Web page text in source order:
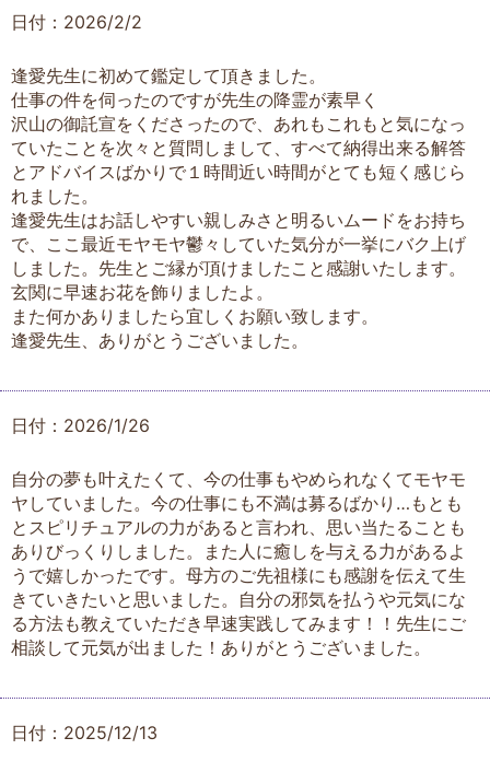
日付：2026/2/2
逢愛先生に初めて鑑定して頂きました。
仕事の件を伺ったのですが先生の降霊が素早く
沢山の御託宣をくださったので、あれもこれもと気になっ
ていたことを次々と質問しまして、すべて納得出来る解答
とアドバイスばかりで１時間近い時間がとても短く感じら
れました。
逢愛先生はお話しやすい親しみさと明るいムードをお持ち
で、ここ最近モヤモヤ鬱々していた気分が一挙にバク上げ
しました。先生とご縁が頂けましたこと感謝いたします。
玄関に早速お花を飾りましたよ。
また何かありましたら宜しくお願い致します。
逢愛先生、ありがとうございました。
日付：2026/1/26
自分の夢も叶えたくて、今の仕事もやめられなくてモヤモ
ヤしていました。今の仕事にも不満は募るばかり…もとも
とスピリチュアルの力があると言われ、思い当たることも
ありびっくりしました。また人に癒しを与える力があるよ
うで嬉しかったです。母方のご先祖様にも感謝を伝えて生
きていきたいと思いました。自分の邪気を払うや元気にな
る方法も教えていただき早速実践してみます！！先生にご
相談して元気が出ました！ありがとうございました。
日付：2025/12/13